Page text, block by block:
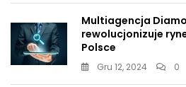
Multiagencja
rewolucjonizuje
Polsce
Gru 12, 2024 0